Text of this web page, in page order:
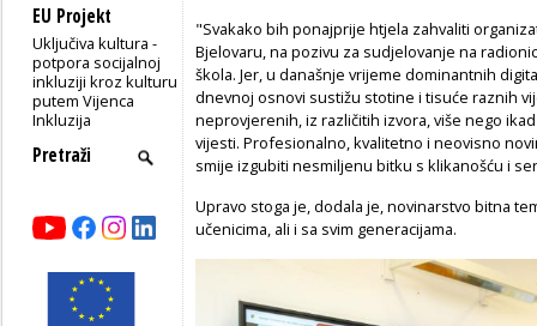
EU Projekt
Uključiva kultura -
potpora socijalnoj
inkluziji kroz kulturu
putem Vijenca
Inkluzija
"Svakako bih ponajprije htjela zahvaliti
Bjelovaru, na pozivu za sudjelovanje na
škola. Jer, u današnje vrijeme dominantnih
dnevnoj osnovi sustižu stotine i tisuće raznih
neprovjerenih, iz različitih izvora, više nego
vijesti. Profesionalno, kvalitetno i neovisno
smije izgubiti nesmiljenu bitku s klikanošću i
Upravo stoga je, dodala je, novinarstvo bitna
učenicima, ali i sa svim generacijama.